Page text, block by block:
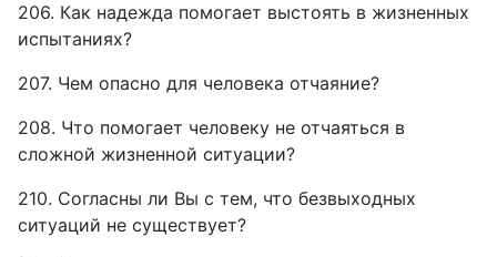
206. Как надежда помогает выстоять в жизненных
испытаниях?
207. Чем опасно для человека отчаяние?
208. Что помогает человеку не отчаяться в
сложной жизненной ситуации?
210. Согласны ли Вы с тем, что безвыходных
ситуаций не существует?